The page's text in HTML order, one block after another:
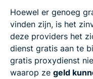
Hoewel er genoeg
vinden zijn, is het
deze providers het
dienst gratis aan te
gratis proxydienst
waarop ze geld